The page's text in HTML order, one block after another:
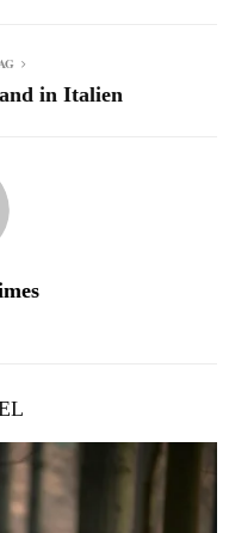
in Italien